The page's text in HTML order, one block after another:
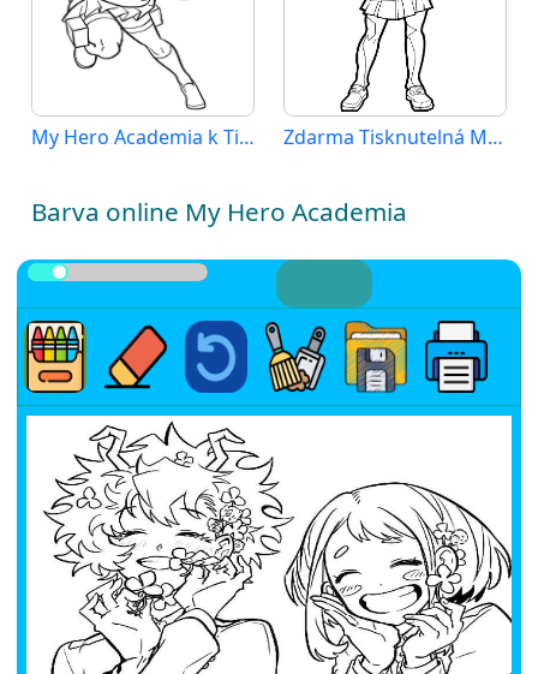
My Hero Academia k Tisku Zdarma Tisknutelná My Hero Academia
Barva online My Hero Academia